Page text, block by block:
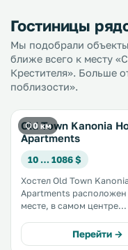
Гостиницы
Мы подобрали
ближе всего к месту
Крестителя». Больше
поблизости».
0 км
Old Town Kanonia
Apartments
10 … 1086 $
Хостел Old Town
Apartments расположен
месте, в самом центре
рядом со многими
Перейти →